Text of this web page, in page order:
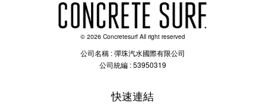
© 2026 Concretesurf All right reserved
公司名稱 : 彈珠汽水國際有限公司
公司統編 : 53950319
快速連結